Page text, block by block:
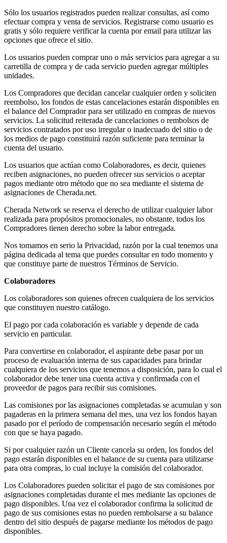
Sólo los usuarios registrados pueden realizar consultas, así como
efectuar compra y venta de servicios. Registrarse como usuario es
gratis y sólo requiere verificar la cuenta por email para utilizar las
opciones que ofrece el sitio.
Los usuarios pueden comprar uno o más servicios para agregar a su
carretilla de compra y de cada servicio pueden agregar múltiples
unidades.
Los Compradores que decidan cancelar cualquier orden y soliciten
reembolso, los fondos de estas cancelaciones estarán disponibles en
el balance del Comprador para ser utilizado en compras de nuevos
servicios. La solicitud reiterada de cancelaciones o rembolsos de
servicios contratados por uso irregular o inadecuado del sitio o de
los medios de pago constituirá razón suficiente para terminar la
cuenta del usuario.
Los usuarios que actúan como Colaboradores, es decir, quienes
reciben asignaciones, no pueden ofrecer sus servicios o aceptar
pagos mediante otro método que no sea mediante el sistema de
asignaciones de Cherada.net.
Cherada Network se reserva el derecho de utilizar cualquier labor
realizada para propósitos promocionales, no obstante, todos los
Compradores tienen derecho sobre la labor entregada.
Nos tomamos en serio la Privacidad, razón por la cual tenemos una
página dedicada al tema que puedes consultar en todo momento y
que constituye parte de nuestros Términos de Servicio.
Colaboradores
Los colaboradores son quienes ofrecen cualquiera de los servicios
que constituyen nuestro catálogo.
El pago por cada colaboración es variable y depende de cada
servicio en particular.
Para convertirse en colaborador, el aspirante debe pasar por un
proceso de evaluación interna de sus capacidades para brindar
cualquiera de los servicios que tenemos a disposición, para lo cual el
colaborador debe tener una cuenta activa y confirmada con el
proveedor de pagos para recibir sus comisiones.
Las comisiones por las asignaciones completadas se acumulan y son
pagaderas en la primera semana del mes, una vez los fondos hayan
pasado por el período de compensación necesario según el método
con que se haya pagado.
Si por cualquier razón un Cliente cancela su orden, los fondos del
pago estarán disponibles en el balance de su cuenta para utilizarse
para otra compras, lo cual incluye la comisión del colaborador.
Los Colaboradores pueden solicitar el pago de sus comisiones por
asignaciones completadas durante el mes mediante las opciones de
pago disponibles. Una vez el colaborador confirma la solicitud de
pago de sus comisiones estas no pueden rembolsarse a su balance
dentro del sitio después de pagarse mediante los métodos de pago
disponibles.